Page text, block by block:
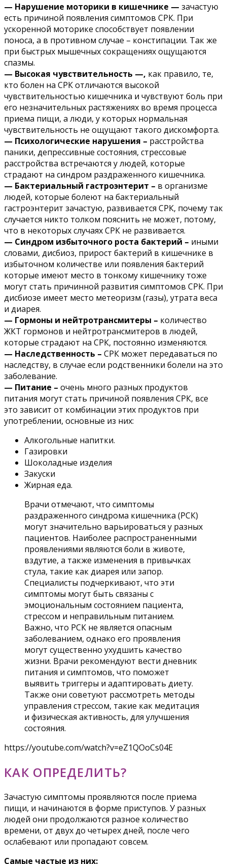
— Нарушение моторики в кишечнике — зачастую
есть причиной появления симптомов СРК. При
ускоренной моторике способствует появлении
поноса, а в противном случае – констипации. Так же
при быстрых мышечных сокращениях ощущаются
спазмы.
— Высокая чувствительность —, как правило, те,
кто болен на СРК отличаются высокой
чувствительностью кишечника и чувствуют боль при
его незначительных растяжениях во время процесса
приема пищи, а люди, у которых нормальная
чувствительность не ощущают такого дискомфорта.
— Психологические нарушения – расстройства
паники, депрессивные состояния, стрессовые
расстройства встречаются у людей, которые
страдают на синдром раздраженного кишечника.
— Бактериальный гастроэнтерит – в организме
людей, которые болеют на бактериальный
гастроэнтерит зачастую, развивается СРК, почему так
случается никто толком пояснить не может, потому,
что в некоторых случаях СРК не развивается.
— Синдром избыточного роста бактерий – иными
словами, дисбиоз, прирост бактерий в кишечнике в
избыточном количестве или появления бактерий
которые имеют место в тонкому кишечнику тоже
могут стать причинной развития симптомов СРК. При
дисбиозе имеет место метеоризм (газы), утрата веса
и диарея.
— Гормоны и нейтротрансмитеры – количество
ЖКТ гормонов и нейтротрансмитеров в людей,
которые страдают на СРК, постоянно изменяются.
— Наследственность – СРК может передаваться по
наследству, в случае если родственники болели на это
заболевание.
— Питание – очень много разных продуктов
питания могут стать причиной появления СРК, все
это зависит от комбинации этих продуктов при
употреблении, основные из них:
Алкогольные напитки.
Газировки
Шоколадные изделия
Закуски
Жирная еда.
Врачи отмечают, что симптомы
раздраженного синдрома кишечника (РСК)
могут значительно варьироваться у разных
пациентов. Наиболее распространенными
проявлениями являются боли в животе,
вздутие, а также изменения в привычках
стула, такие как диарея или запор.
Специалисты подчеркивают, что эти
симптомы могут быть связаны с
эмоциональным состоянием пациента,
стрессом и неправильным питанием.
Важно, что РСК не является опасным
заболеванием, однако его проявления
могут существенно ухудшить качество
жизни. Врачи рекомендуют вести дневник
питания и симптомов, что поможет
выявить триггеры и адаптировать диету.
Также они советуют рассмотреть методы
управления стрессом, такие как медитация
и физическая активность, для улучшения
состояния.
https://youtube.com/watch?v=eZ1QOoCs04E
КАК ОПРЕДЕЛИТЬ?
Зачастую симптомы проявляются после приема
пищи, и начинаются в форме приступов. У разных
людей они продолжаются разное количество
времени, от двух до четырех дней, после чего
ослабевают или пропадают совсем.
Самые частые из них: